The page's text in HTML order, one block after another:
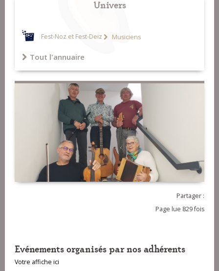
Univers
Fest-Noz et Fest-Deiz Musiciens
Tout l'annuaire
Partager :
Page lue 829 fois
Evénements organisés par nos adhérents
Votre affiche ici